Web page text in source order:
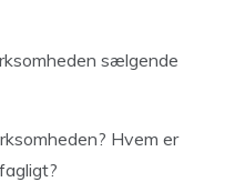
sælgende
Hvem er